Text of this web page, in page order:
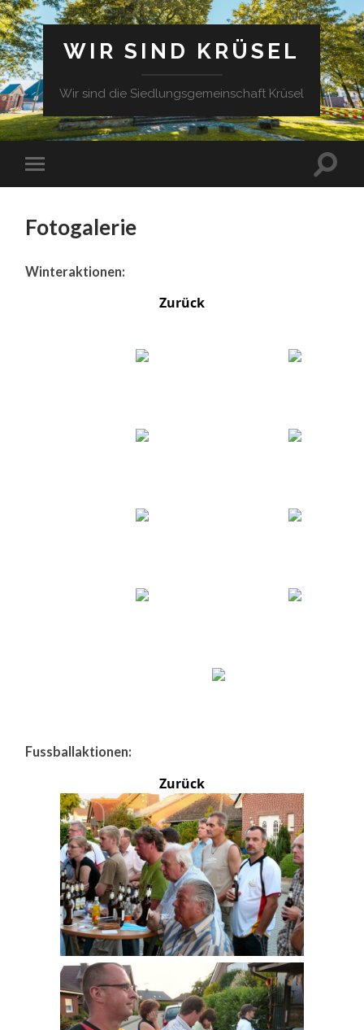
WIR SIND KRÜSEL
Wir sind die Siedlungsgemeinschaft Krüsel
Fotogalerie
Winteraktionen:
Zurück
Fussballaktionen:
Zurück